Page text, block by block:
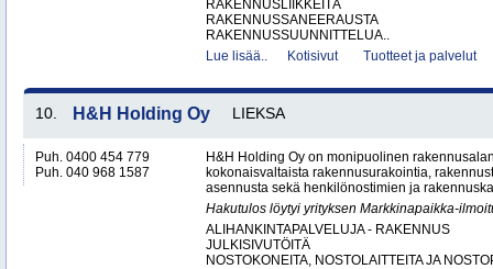
RAKENNUSLIIKKEITÄ
RAKENNUSSANEERAUSTA
RAKENNUSSUUNNITTELUA..
Lue lisää..
Kotisivut Tuotteet ja palvelut
10. H&H Holding Oy LIEKSA
Puh. 0400 454 779
Puh. 040 968 1587
H&H Holding Oy on monipuolinen
kokonaisvaltaista rakennusurakointia,
asennusta sekä henkilönostimien ja
Hakutulos löytyi yrityksen Markkinapaikka-
ALIHANKINTAPALVELUJA - RAKENNUS
JULKISIVUTÖITÄ
NOSTOKONEITA, NOSTOLAITTEITA JA